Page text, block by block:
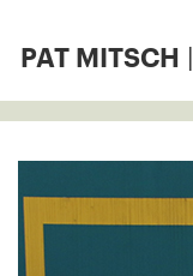
PAT MITSCH